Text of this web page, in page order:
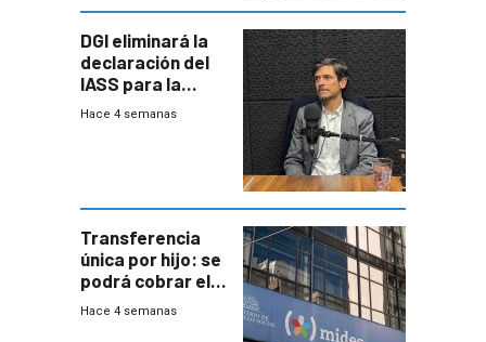
DGI eliminará la
declaración del
IASS para la
mayoría de los
Hace 4 semanas
Transferencia
única por hijo: se
podrá cobrar el
100% en efectivo
Hace 4 semanas